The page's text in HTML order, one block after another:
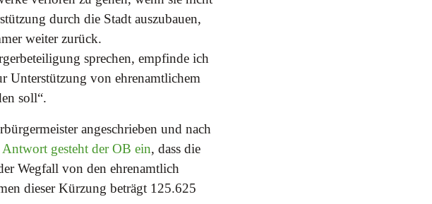
durch die Stadt auszubauen,
weiter zurück.
sprechen, empfinde ich
Unterstützung von ehrenamtlichem
soll“.
angeschrieben und nach
Antwort gesteht der OB ein, dass die
Wegfall von den ehrenamtlich
dieser Kürzung beträgt 125.625